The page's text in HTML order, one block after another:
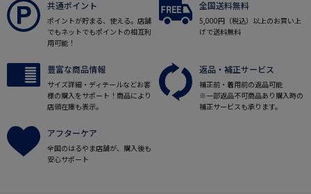
共通ポイント
ポイントが貯まる、使える。店舗
でもネットでもポイントの相互利
用可能！
全国送料無料
5,000円（税込）以上のお買い上
げで送料無料
豊富な商品情報
サイズ詳細・ディテールなどお客
様の購入をサポート！商品により
店頭在庫も表示。
返品・補正サービス
補正前・着用前の返品可能
※一部返品不可商品あり購入時の
補正サービスも承ります。
アフターケア
全国のはるやま店舗が、購入後も
安心サポート